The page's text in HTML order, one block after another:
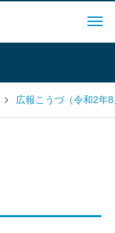
広報こうづ（令和2年